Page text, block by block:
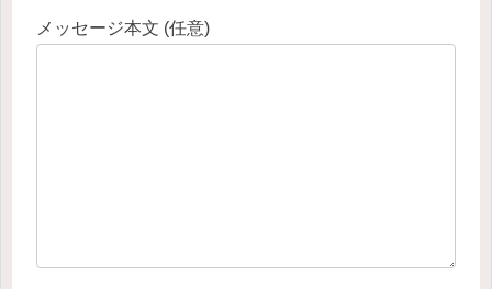
メッセージ本文 (任意)